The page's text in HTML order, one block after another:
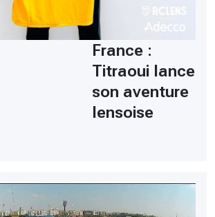
France :
Titraoui lance
son aventure
lensoise